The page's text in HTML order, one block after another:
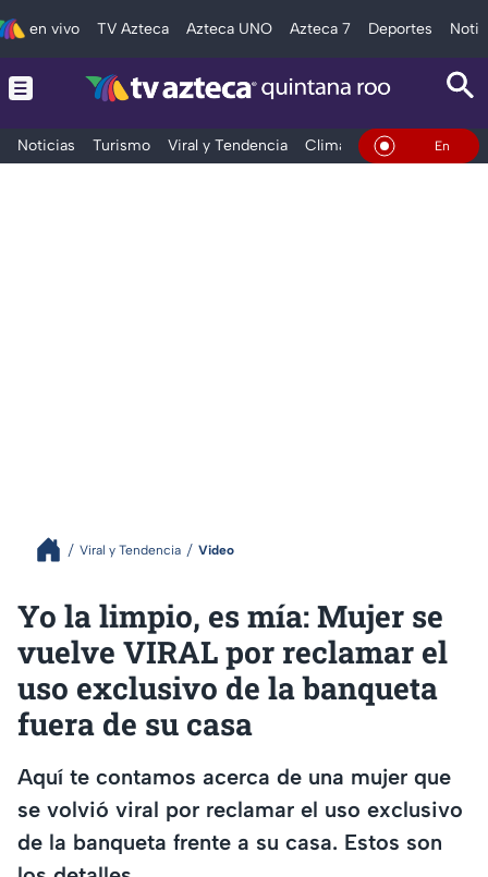
en vivo TV Azteca Azteca UNO Azteca 7 Deportes
Noticias Turismo Viral y Tendencia Clima Tráfico En Vivo
Viral y Tendencia Video
Yo la limpio, es mía: Mujer se
vuelve VIRAL por reclamar el
uso exclusivo de la banqueta
fuera de su casa
Aquí te contamos acerca de una mujer que
se volvió viral por reclamar el uso exclusivo
de la banqueta frente a su casa. Estos son